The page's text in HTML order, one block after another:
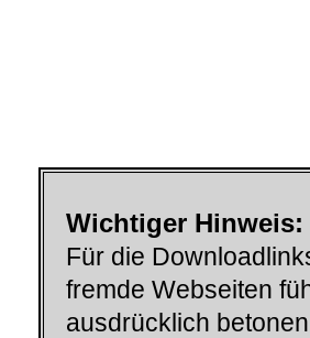
Wichtiger Hinweis:
Für die
fremde Webseiten
ausdrücklich